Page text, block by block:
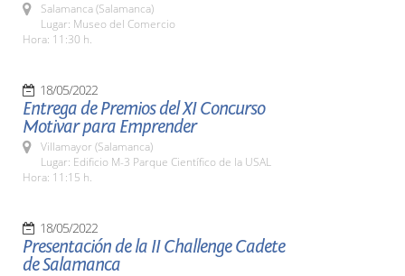
Salamanca (Salamanca)
Lugar: Museo del Comercio
Hora: 11:30 h.
18/05/2022
Entrega de Premios del XI Concurso
Motivar para Emprender
Villamayor (Salamanca)
Lugar: Edificio M-3 Parque Científico de la USAL
Hora: 11:15 h.
18/05/2022
Presentación de la II Challenge Cadete
de Salamanca